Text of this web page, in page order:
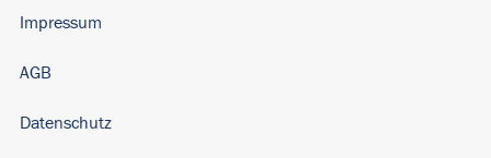
Impressum
AGB
Datenschutz